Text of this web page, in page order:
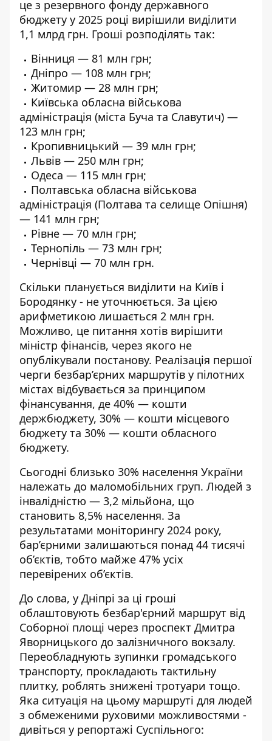
це з резервного фонду державного
бюджету у 2025 році вирішили виділити
1,1 млрд грн. Гроші розподілять так:
Вінниця — 81 млн грн;
Дніпро — 108 млн грн;
Житомир — 28 млн грн;
Київська обласна військова
адміністрація (міста Буча та Славутич) —
123 млн грн;
Кропивницький — 39 млн грн;
Львів — 250 млн грн;
Одеса — 115 млн грн;
Полтавська обласна військова
адміністрація (Полтава та селище Опішня)
— 141 млн грн;
Рівне — 70 млн грн;
Тернопіль — 73 млн грн;
Чернівці — 70 млн грн.
Скільки планується виділити на Київ і
Бородянку - не уточнюється. За цією
арифметикою лишається 2 млн грн.
Можливо, це питання хотів вирішити
міністр фінансів, через якого не
опублікували постанову. Реалізація першої
черги безбар’єрних маршрутів у пілотних
містах відбувається за принципом
фінансування, де 40% — кошти
держбюджету, 30% — кошти місцевого
бюджету та 30% — кошти обласного
бюджету.
Сьогодні близько 30% населення України
належать до маломобільних груп. Людей з
інвалідністю — 3,2 мільйона, що
становить 8,5% населення. За
результатами моніторингу 2024 року,
бар’єрними залишаються понад 44 тисячі
об’єктів, тобто майже 47% усіх
перевірених об’єктів.
До слова, у Дніпрі за ці гроші
облаштовують безбар'єрний маршрут від
Соборної площі через проспект Дмитра
Яворницького до залізничного вокзалу.
Переобладнують зупинки громадського
транспорту, прокладають тактильну
плитку, роблять знижені тротуари тощо.
Яка ситуація на цьому маршруті для людей
з обмеженими руховими можливостями -
дивіться у репортажі Суспільного: